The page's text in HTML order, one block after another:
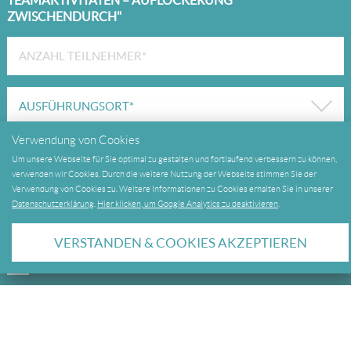
ZWISCHENDURCH"
Newsletter bestellen
Nein
Verwendung von Cookies
Um unsere Webseite für Sie optimal zu gestalten und fortlaufend verbessern zu können,
verwenden wir Cookies. Durch die weitere Nutzung der Webseite stimmen Sie der
Verwendung von Cookies zu. Weitere Informationen zu Cookies erhalten Sie in unserer
Datenschutzerklärung Hier klicken, um Google Analytics zu deaktivieren
VERSTANDEN & COOKIES AKZEPTIEREN